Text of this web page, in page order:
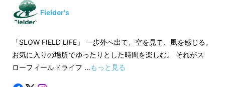
Fielder's
「SLOW FIELD LIFE」 一歩外へ出て、空を見て、風を感じる。
お気に入りの場所でゆったりとした時間を楽しむ。 それがス
ローフィールドライフ …もっと見る